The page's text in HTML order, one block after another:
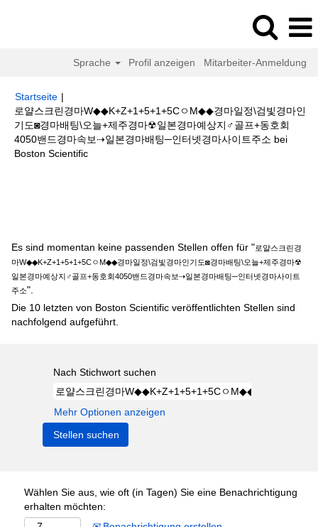
Sprache Profil anzeigen Mitarbeiter-Anmeldung
Startseite |
로얄스크린경마W◆◆K+Z+1+5+1+5CㅇM◆◆경마일정\검빛경마인
기도◙경마배팅\오늘+제주경마☢일본경마예상지♂골프+동호회
4050밴드경마속보⇢일본경마배팅─인터넷경마사이트주소 bei
Boston Scientific(aktuelle
Es sind momentan keine passenden Stellen offen für "로얄스크린경
마W◆◆K+Z+1+5+1+5CㅇM◆◆경마일정\검빛경마인기도◙경마배팅\오늘+제주경마☢
일본경마예상지♂골프+동호회4050밴드경마속보⇢일본경마배팅─인터넷경마사이트
주소".
Die 10 letzten von Boston Scientific veröffentlichten Stellen sind
nachfolgend aufgeführt.
Nach Stichwort suchen
Mehr Optionen anzeigen
Wählen Sie aus, wie oft (in Tagen) Sie eine Benachrichtigung
erhalten möchten: